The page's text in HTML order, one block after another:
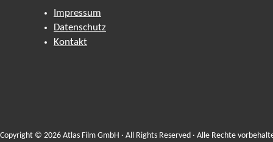
Impressum
Datenschutz
Kontakt
Copyright © 2026 Atlas Film GmbH · All Rights Reserved · Alle Rechte